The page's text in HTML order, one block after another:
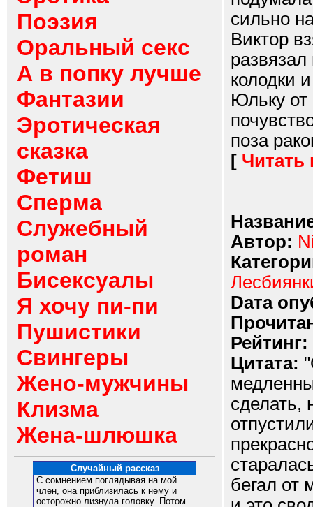
Поэзия
Оральный секс
А в попку лучше
Фантазии
Эротическая
сказка
Фетиш
Сперма
Служебный
роман
Бисексуалы
Я хочу пи-пи
Пушистики
Свингеры
Жено-мужчины
Клизма
Жена-шлюшка
Случайный рассказ
С сомнением поглядывая на мой
член, она приблизилась к нему и
осторожно лизнула головку. Потом
сильно
Виктор
колодки
Юльку от
поза
[ Читать
Автор:
Dата
Рейтинг:
Цитата:
сделать,
бегал от